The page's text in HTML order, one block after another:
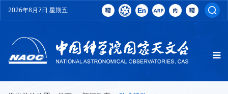
2026年8月7日 星期五